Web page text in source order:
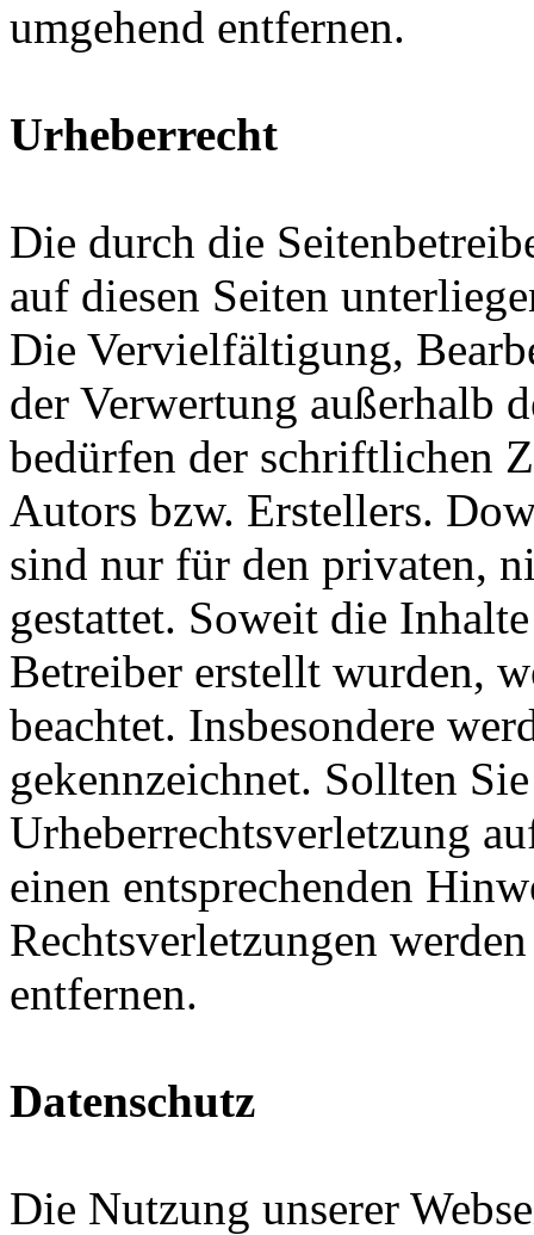
umgehend entfernen.
Urheberrecht
Die durch die
auf diesen Seiten
Die Vervielfältigung,
der Verwertung außerhalb
bedürfen der schriftlichen
Autors bzw. Erstellers.
sind nur für den privaten,
gestattet. Soweit die
Betreiber erstellt wurden,
beachtet. Insbesondere
gekennzeichnet. Sollten
Urheberrechtsverletzung
einen entsprechenden
Rechtsverletzungen
entfernen.
Datenschutz
Die Nutzung unserer